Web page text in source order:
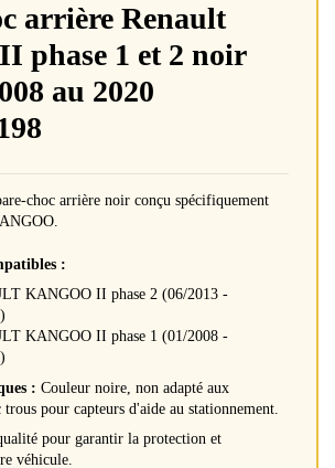
arrière Renault
phase 1 et 2 noir
au 2020
choc arrière noir conçu spécifiquement
:
KANGOO II phase 2 (06/2013 -
KANGOO II phase 1 (01/2008 -
: Couleur noire, non adapté aux
trous pour capteurs d'aide au stationnement.
pour garantir la protection et
véhicule.